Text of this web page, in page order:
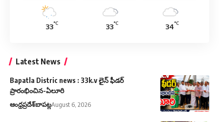
33°C 33°C 34°C
Latest News
Bapatla Distric news : 33k.v లైన్ ఫీడర్
ప్రారంభించిన-ఏలూరి
ఆంధ్రప్రదేశ్బాపట్లAugust 6, 2026